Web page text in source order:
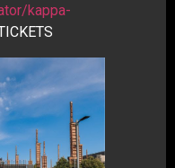
kappa-